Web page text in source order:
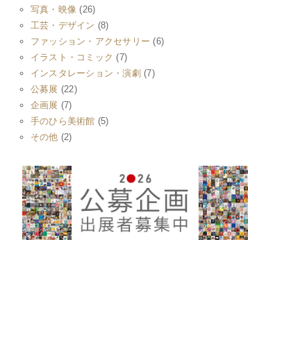
写真・映像 (26)
工芸・デザイン (8)
ファッション・アクセサリー (6)
イラスト・コミック (7)
インスタレーション・演劇(7)
公募展 (22)
企画展 (7)
手のひら美術館 (5)
その他 (2)